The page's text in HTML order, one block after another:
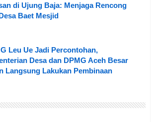
di Ujung Baja: Menjaga Rencong
Baet Mesjid
Leu Ue Jadi Percontohan,
Desa dan DPMG Aceh Besar
Langsung Lakukan Pembinaan